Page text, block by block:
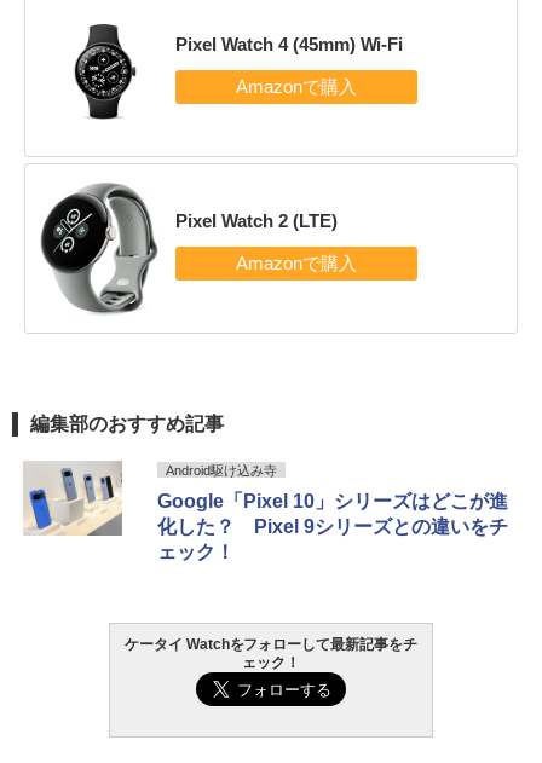
Pixel Watch 4 (45mm) Wi-Fi
Pixel Watch 2 (LTE)
編集部のおすすめ記事
Android駆け込み寺
Google「Pixel 10」シリーズはどこが進
化した？ Pixel 9シリーズとの違いをチ
ェック！
ケータイ Watchをフォローして最新記事をチ
ェック！